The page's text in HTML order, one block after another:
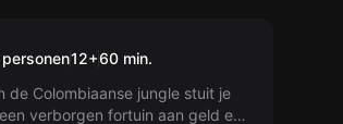
12+60 min.
de Colombiaanse jungle stuit je
verborgen fortuin aan geld en